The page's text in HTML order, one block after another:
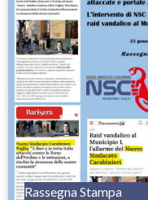
Rassegna Stampa